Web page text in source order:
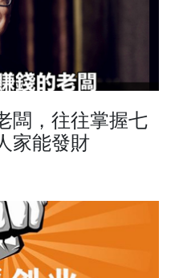
闆，往往掌握七
家能發財